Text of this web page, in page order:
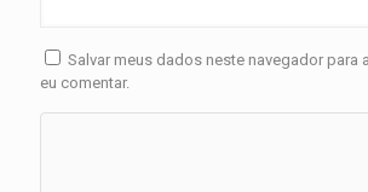
Salvar meus dados neste navegador para
eu comentar.